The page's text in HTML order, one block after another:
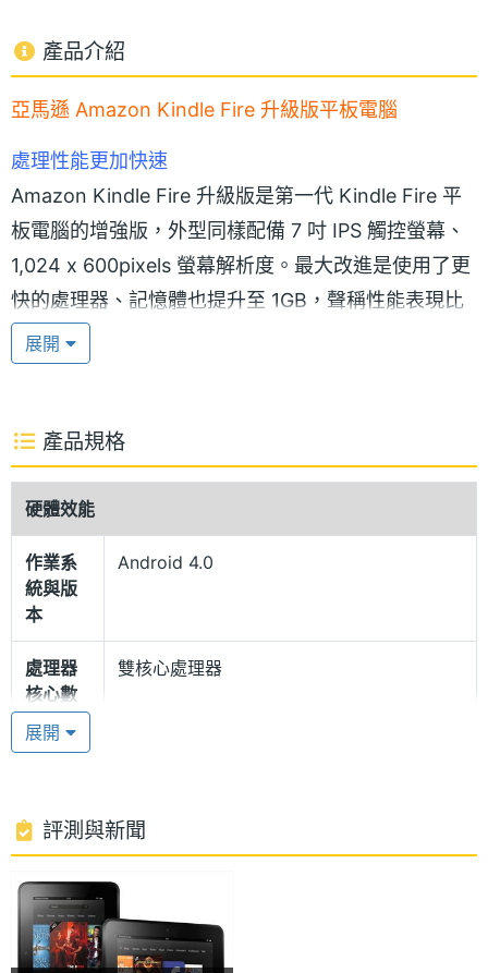
產品介紹
亞馬遜 Amazon Kindle Fire 升級版平板電腦
處理性能更加快速
Amazon Kindle Fire 升級版是第一代 Kindle Fire 平
板電腦的增強版，外型同樣配備 7 吋 IPS 觸控螢幕、
1,024 x 600pixels 螢幕解析度。最大改進是使用了更
快的處理器、記憶體也提升至 1GB，聲稱性能表現比
前代提高了 40%，並且配備容量更大的電池。另外也
增加了新的字體，增快了 15% 的翻頁速度更新等。
Android 4.0 Ice Cream Sandwich 作業系統
Amazon Kindle Fire 升級版採用 Android 4.0 Ice
Cream Sandwich 作業系統，內建 TI OMAP4430,
1.2GHz 雙核心處理器和 1GB RAM / 8GB ROM 儲存
空間。且支援 Wi-Fi 無線網路技術，亦可透過立即播
放影片服務 Amazon Instant Video 提供數以萬計的
電影與電視節目。當中包括數千部最新發表且熱門的
電視劇，可在網路上即時播放或是下載至裝置中觀
賞，也可直接購買或租賃，這些服務都只要透過
展開
產品規格
硬體效能
作業系
統與版
本
Android 4.0
處理器
核心數
雙核心處理器
RAM記
ROM儲
存空間
8 GB
顯示螢幕
主螢幕
7 吋
展開
評測與新聞